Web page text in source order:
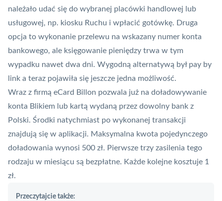
należało udać się do wybranej placówki handlowej lub
usługowej, np. kiosku Ruchu i wpłacić gotówkę. Druga
opcja to wykonanie przelewu na wskazany numer konta
bankowego, ale księgowanie pieniędzy trwa w tym
wypadku nawet dwa dni. Wygodną alternatywą był pay by
link a teraz pojawiła się jeszcze jedna możliwość.
Wraz z firmą eCard Billon pozwala już na doładowywanie
konta Blikiem lub kartą wydaną przez dowolny bank z
Polski. Środki natychmiast po wykonanej transakcji
znajdują się w aplikacji. Maksymalna kwota pojedynczego
doładowania wynosi 500 zł. Pierwsze trzy zasilenia tego
rodzaju w miesiącu są bezpłatne. Każde kolejne kosztuje 1
zł.
Przeczytajcie także: